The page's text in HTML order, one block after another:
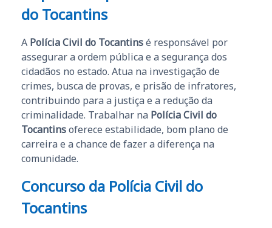
do Tocantins
A Polícia Civil do Tocantinsé responsável por
assegurar a ordem pública e a segurança dos
cidadãos no estado. Atua na investigação de
crimes, busca de provas, e prisão de infratores,
contribuindo para a justiça e a redução da
criminalidade. Trabalhar na Polícia Civil do
Tocantinsoferece estabilidade, bom plano de
carreira e a chance de fazer a diferença na
comunidade.
Concurso da Polícia Civil do
Tocantins